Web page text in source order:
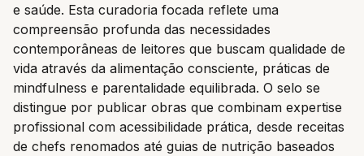
e saúde. Esta curadoria focada reflete uma
compreensão profunda das necessidades
contemporâneas de leitores que buscam qualidade de
vida através da alimentação consciente, práticas de
mindfulness e parentalidade equilibrada. O selo se
distingue por publicar obras que combinam expertise
profissional com acessibilidade prática, desde receitas
de chefs renomados até guias de nutrição baseados